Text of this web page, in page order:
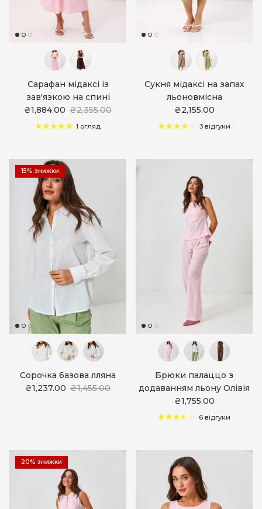
Сарафан мідаксі із
зав'язкою на спині
₴1,884.00 ₴2,355.00
1 огляд
Сукня мідаксі на запах
льоновмісна
₴2,155.00
3 відгуки
15% знижки
Сорочка базова лляна
₴1,237.00 ₴1,455.00
Брюки палаццо з
додаванням льону Олівія
₴1,755.00
6 відгуки
20% знижки